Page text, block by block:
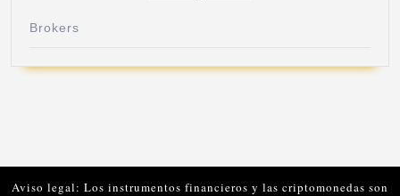
Brokers
Aviso legal: Los instrumentos financieros y las criptomonedas son